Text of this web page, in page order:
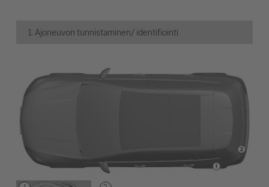
1. Ajoneuvon tunnistaminen/ identifiointi